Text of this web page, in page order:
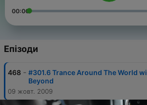
00:00
Епізоди
468 - #301.6 Trance Around The World
Beyond
09 жовт. 2009